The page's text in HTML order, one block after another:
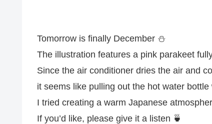
Tomorrow is finally December ⛄️
The illustration features a pink parakeet
Since the air conditioner dries the air and
it seems like pulling out the hot water
I tried creating a warm Japanese
If you’d like, please give it a listen 🍵